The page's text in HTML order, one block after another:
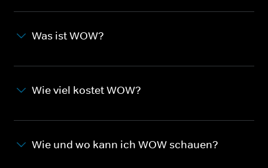
Was ist WOW?
Wie viel kostet WOW?
Wie und wo kann ich WOW schauen?